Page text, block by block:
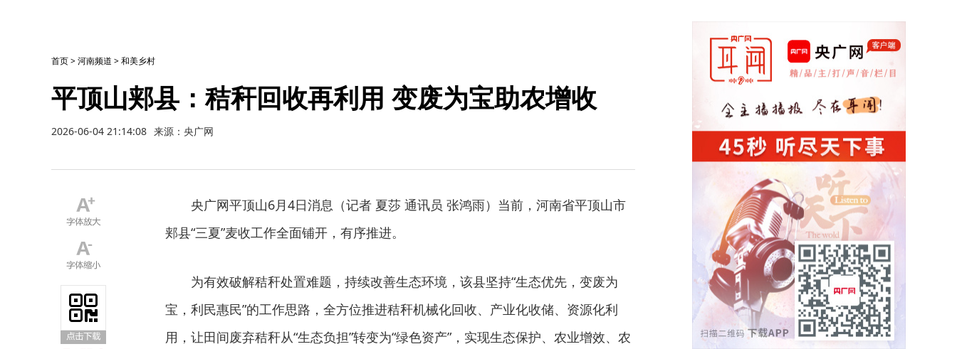
首页>河南频道 >和美乡村
平顶山郏县：秸秆回收再利用 变废为宝助农增收
2026-06-04 21:14:08 来源：央广网
央广网平顶山6月4日消息（记者 夏莎 通讯员 张鸿雨）当前，河南省平顶山市
郏县“三夏”麦收工作全面铺开，有序推进。
为有效破解秸秆处置难题，持续改善生态环境，该县坚持“生态优先，变废为
宝，利民惠民”的工作思路，全方位推进秸秆机械化回收、产业化收储、资源化利
用，让田间废弃秸秆从“生态负担”转变为“绿色资产”，实现生态保护、农业增效、农